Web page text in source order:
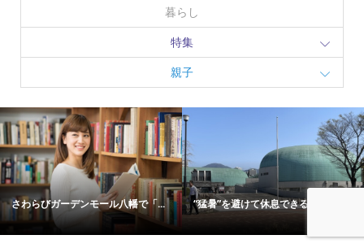
暮らし
特集
親子
さわらびガーデンモール八幡で「... “猛暑”を避けて休息できる？ 北...